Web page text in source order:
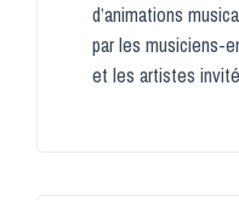
d’animations
par les musiciens-
et les artistes